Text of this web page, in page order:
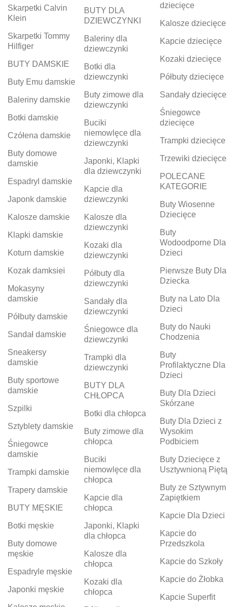
Skarpetki Calvin
Klein
Skarpetki Tommy
Hilfiger
BUTY DAMSKIE
Buty Emu damskie
Baleriny damskie
Botki damskie
Czółena damskie
Buty domowe
damskie
Espadryl damskie
Japonk damskie
Kalosze damskie
Klapki damskie
Koturn damskie
Kozak damksiei
Mokasyny
damskie
Półbuty damskie
Sandał damskie
Sneakersy
damskie
Buty sportowe
damskie
Szpilki
Sztyblety damskie
Śniegowce
damskie
Trampki damskie
Trapery damskie
BUTY MĘSKIE
Botki męskie
Buty domowe
męskie
Espadryle męskie
Japonki męskie
BUTY DLA
DZIEWCZYNKI
Baleriny dla
dziewczynki
Botki dla
dziewczynki
Buty zimowe dla
dziewczynki
Buciki
niemowlęce dla
dziewczynki
Japonki, Klapki
dla dziewczynki
Kapcie dla
dziewczynki
Kalosze dla
dziewczynki
Kozaki dla
dziewczynki
Półbuty dla
dziewczynki
Sandały dla
dziewczynki
Śniegowce dla
dziewczynki
Trampki dla
dziewczynki
BUTY DLA
CHŁOPCA
Botki dla chłopca
Buty zimowe dla
chłopca
Buciki
niemowlęce dla
chłopca
Kapcie dla
chłopca
Japonki, Klapki
dla chłopca
Kalosze dla
chłopca
Kozaki dla
chłopca
dziecięce
Kalosze dziecięce
Kapcie dziecięce
Kozaki dziecięce
Półbuty dziecięce
Sandały dziecięce
Śniegowce
dziecięce
Trampki dziecięce
Trzewiki dziecięce
POLECANE
KATEGORIE
Buty Wiosenne
Dziecięce
Buty
Wodoodporne Dla
Dzieci
Pierwsze Buty Dla
Dziecka
Buty na Lato Dla
Dzieci
Buty do Nauki
Chodzenia
Buty
Profilaktyczne Dla
Dzieci
Buty Dla Dzieci
Skórzane
Buty Dla Dzieci z
Wysokim
Podbiciem
Buty Dziecięce z
Usztywnioną Piętą
Buty ze Sztywnym
Zapiętkiem
Kapcie Dla Dzieci
Kapcie do
Przedszkola
Kapcie do Szkoły
Kapcie do Żłobka
Kapcie Superfit